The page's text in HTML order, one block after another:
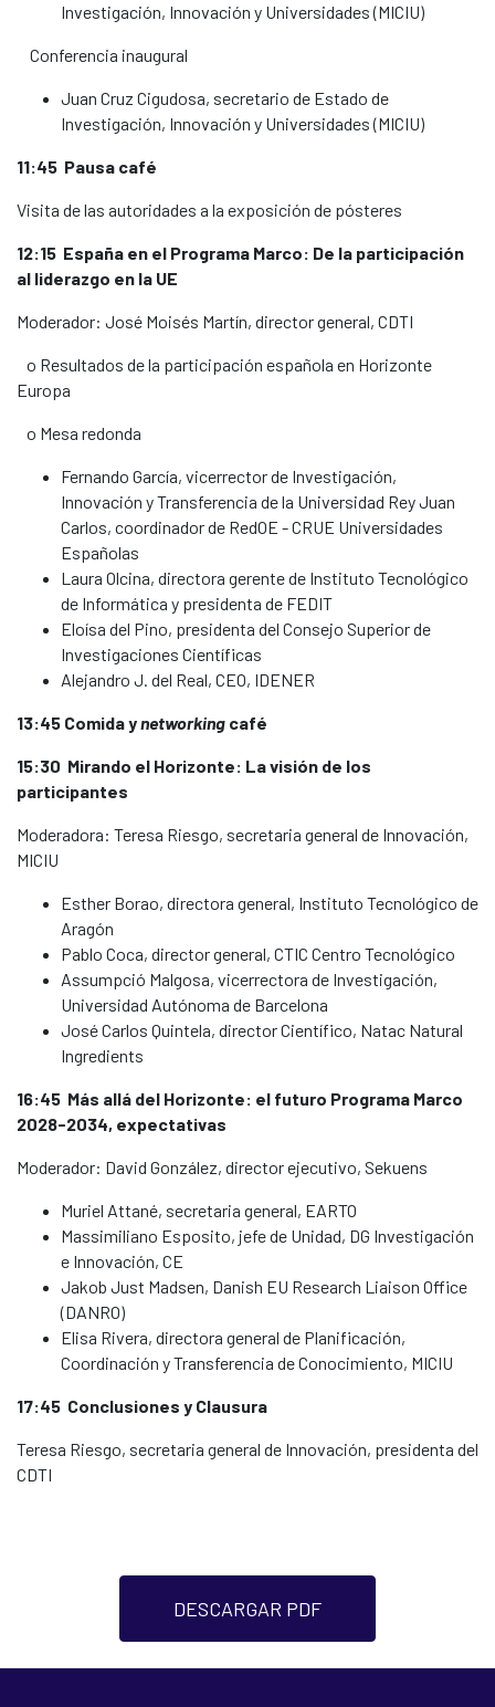
Investigación, Innovación y Universidades (MICIU)
Conferencia inaugural
Juan Cruz Cigudosa, secretario de Estado de
Investigación, Innovación y Universidades (MICIU)
11:45 Pausa café
Visita de las autoridades a la exposición de pósteres
12:15 España en el Programa Marco: De la participación
al liderazgo en la UE
Moderador: José Moisés Martín, director general, CDTI
o Resultados de la participación española en Horizonte
Europa
o Mesa redonda
Fernando García, vicerrector de Investigación,
Innovación y Transferencia de la Universidad Rey Juan
Carlos, coordinador de RedOE - CRUE Universidades
Españolas
Laura Olcina, directora gerente de Instituto Tecnológico
de Informática y presidenta de FEDIT
Eloísa del Pino, presidenta del Consejo Superior de
Investigaciones Científicas
Alejandro J. del Real, CEO, IDENER
13:45 Comida ynetworking café
15:30 Mirando el Horizonte: La visión de los
participantes
Moderadora: Teresa Riesgo, secretaria general de Innovación,
MICIU
Esther Borao, directora general, Instituto Tecnológico de
Aragón
Pablo Coca, director general, CTIC Centro Tecnológico
Assumpció Malgosa, vicerrectora de Investigación,
Universidad Autónoma de Barcelona
José Carlos Quintela, director Científico, Natac Natural
Ingredients
16:45 Más allá del Horizonte: el futuro Programa Marco
2028-2034, expectativas
Moderador: David González, director ejecutivo, Sekuens
Muriel Attané, secretaria general, EARTO
Massimiliano Esposito, jefe de Unidad, DG Investigación
e Innovación, CE
Jakob Just Madsen, Danish EU Research Liaison Office
(DANRO)
Elisa Rivera, directora general de Planificación,
Coordinación y Transferencia de Conocimiento, MICIU
17:45 Conclusiones y Clausura
Teresa Riesgo, secretaria general de Innovación, presidenta del
CDTI
DESCARGAR PDF